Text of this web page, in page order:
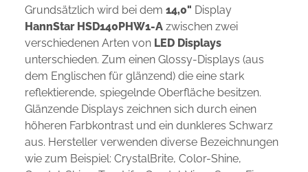
Grundsätzlich wird bei dem 14,0" Display
HannStar HSD140PHW1-A zwischen zwei
verschiedenen Arten von LED Displays
unterschieden. Zum einen Glossy-Displays (aus
dem Englischen für glänzend) die eine stark
reflektierende, spiegelnde Oberfläche besitzen.
Glänzende Displays zeichnen sich durch einen
höheren Farbkontrast und ein dunkleres Schwarz
aus. Hersteller verwenden diverse Bezeichnungen
wie zum Beispiel: CrystalBrite, Color-Shine,